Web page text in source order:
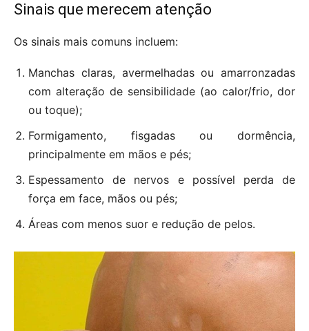
Sinais que merecem atenção
Os sinais mais comuns incluem:
Manchas claras, avermelhadas ou amarronzadas
com alteração de sensibilidade (ao calor/frio, dor
ou toque);
Formigamento, fisgadas ou dormência,
principalmente em mãos e pés;
Espessamento de nervos e possível perda de
força em face, mãos ou pés;
Áreas com menos suor e redução de pelos.